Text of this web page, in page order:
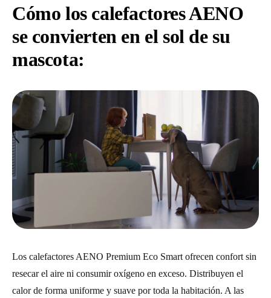
Cómo los calefactores AENO
se convierten en el sol de su
mascota:
Los calefactores AENO Premium Eco Smart ofrecen confort sin
resecar el aire ni consumir oxígeno en exceso. Distribuyen el
calor de forma uniforme y suave por toda la habitación. A las